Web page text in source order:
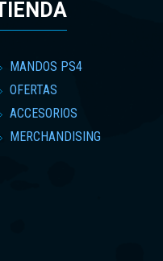
MANDOS PS4
OFERTAS
ACCESORIOS
MERCHANDISING